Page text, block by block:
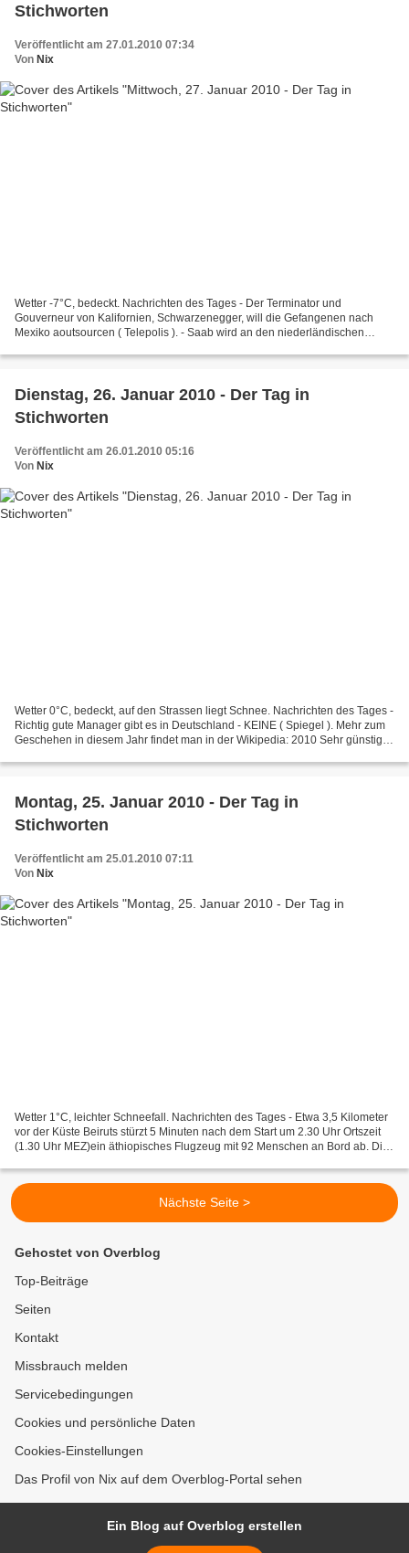
Stichworten
Veröffentlicht am 27.01.2010 07:34
Von Nix
Wetter -7°C, bedeckt. Nachrichten des Tages - Der Terminator und
Gouverneur von Kalifornien, Schwarzenegger, will die Gefangenen nach
Mexiko aoutsourcen ( Telepolis ). - Saab wird an den niederländischen
Dienstag, 26. Januar 2010 - Der Tag in
Stichworten
Veröffentlicht am 26.01.2010 05:16
Von Nix
Wetter 0°C, bedeckt, auf den Strassen liegt Schnee. Nachrichten des Tages -
Richtig gute Manager gibt es in Deutschland - KEINE ( Spiegel ). Mehr zum
Geschehen in diesem Jahr findet man in der Wikipedia: 2010 Sehr günstige
Montag, 25. Januar 2010 - Der Tag in
Stichworten
Veröffentlicht am 25.01.2010 07:11
Von Nix
Wetter 1°C, leichter Schneefall. Nachrichten des Tages - Etwa 3,5 Kilometer
vor der Küste Beiruts stürzt 5 Minuten nach dem Start um 2.30 Uhr Ortszeit
(1.30 Uhr MEZ)ein äthiopisches Flugzeug mit 92 Menschen an Bord ab. Die
Nächste Seite >
Gehostet von Overblog
Top-Beiträge
Seiten
Kontakt
Missbrauch melden
Servicebedingungen
Cookies und persönliche Daten
Cookies-Einstellungen
Das Profil von Nix auf dem Overblog-Portal sehen
Ein Blog auf Overblog erstellen